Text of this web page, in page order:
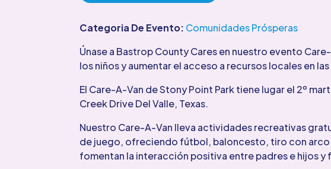
Categoria De Evento: Comunidades Prósperas
Únase a Bastrop County Cares en nuestro evento
los niños y aumentar el acceso a recursos locales en
El Care-A-Van de Stony Point Park tiene lugar el 2º
Creek Drive Del Valle, Texas.
Nuestro Care-A-Van lleva actividades recreativas
de juego, ofreciendo fútbol, baloncesto, tiro con
fomentan la interacción positiva entre padres e hijos